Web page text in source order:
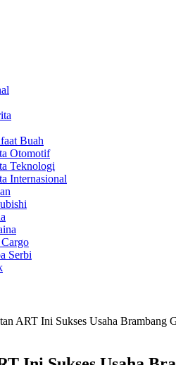
Buah
Otomotif
Teknologi
Internasional
Serbi
ART Ini Sukses Usaha Brambang